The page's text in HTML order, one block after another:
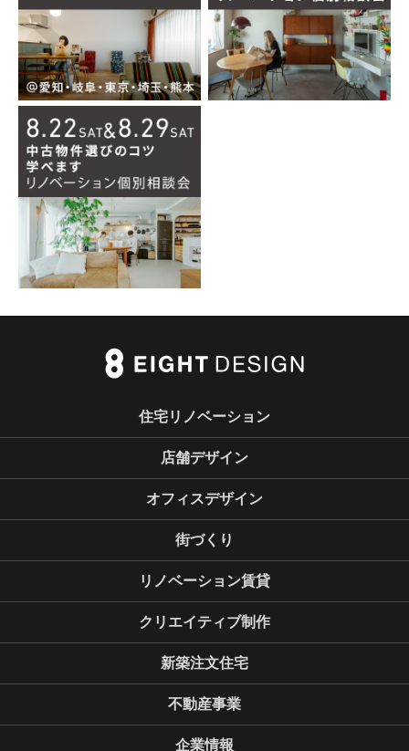
住宅リノベーション
店舗デザイン
オフィスデザイン
街づくり
リノベーション賃貸
クリエイティブ制作
新築注文住宅
不動産事業
企業情報